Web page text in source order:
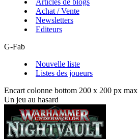
Achat / Vente
Newsletters
Editeurs
G-Fab
Nouvelle liste
Listes des joueurs
Encart colonne bottom 200 x 200 px max
Un jeu au hasard